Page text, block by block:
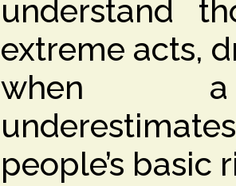
understand
extreme acts,
when a
people’s basic